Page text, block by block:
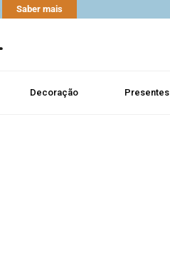
Saber mais
Decoração Presentes